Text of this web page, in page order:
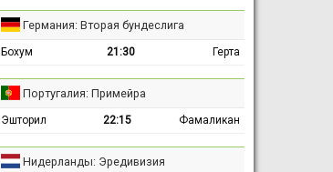
Германия: Вторая бундеслига
Бохум 21:30 Герта
Португалия: Примейра
Эшторил 22:15 Фамаликан
Нидерланды: Эредивизия